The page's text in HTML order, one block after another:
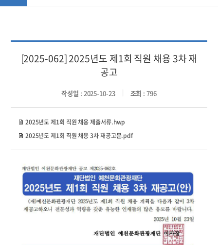
[2025-062] 2025년도 제1회 직원 채용 3차 재
공고
작성일 : 2025-10-23 조회 : 796
2025년도 제1회 직원 채용 제출서류.hwp
2025년도 제1회 직원 채용 3차 재공고문.pdf